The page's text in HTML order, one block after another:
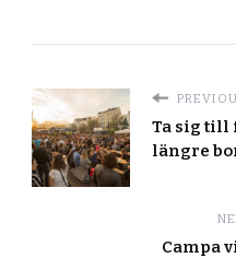
Ta sig till
längre
Campa